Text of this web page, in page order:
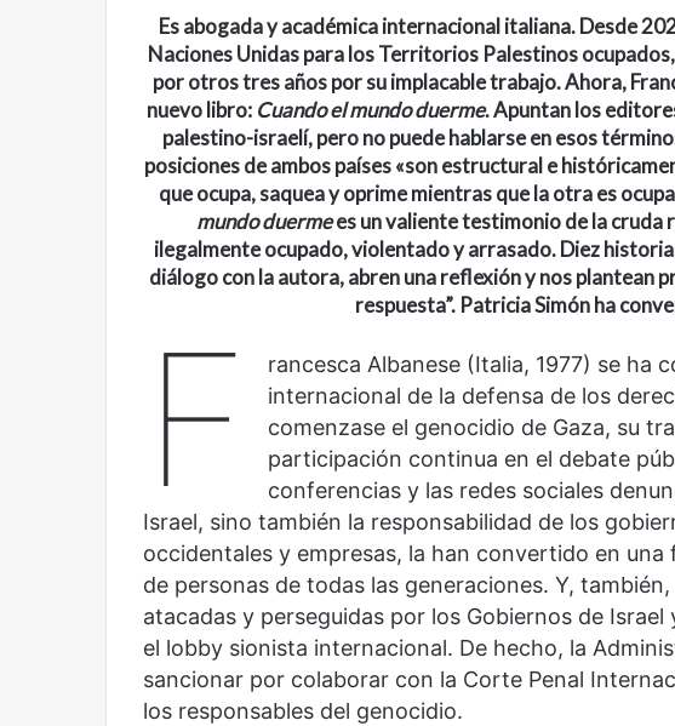
Esabogada y académicainternacional italiana.Desde
Naciones Unidas para los Territorios Palestinos
por otros tres años por su implacable trabajo. Ahora,
nuevo libro: Cuando el mundo duerme. Apuntan los
palestino-israelí, pero no puede hablarse en esos
posiciones de ambos países «son estructural e
que ocupa, saquea y oprime mientras que la otra es
mundo duermees un valiente testimonio de la cruda
ilegalmente ocupado, violentado y arrasado. Diez
diálogo con la autora, abren una reflexión y nos plantean
respuesta”. Patricia Simón ha
F
rancesca Albanese (Italia, 1977) se ha
internacional de la defensa de los
comenzase el genocidio de Gaza, su
participación continua en el debate
conferencias y las redes sociales
Israel, sino también la responsabilidad de los
occidentales y empresas, la han convertido en
de personas de todas las generaciones. Y,
atacadas y perseguidas por los Gobiernos de
el lobby sionista internacional. De hecho, la
sancionar por colaborar con la Corte Penal
los responsables del genocidio.
Cine, futbol y América Latina: una
mirada diferente
Abre
Sala
Nacional
Contemporánea,
un
nuevo
espacio
para
el
arte
y
la
cultura
Abre la Sala Nacional
Contemporánea, un nuevo
para el arte y la cultura